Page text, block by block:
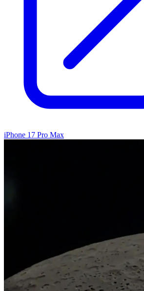
iPhone 17 Pro Max